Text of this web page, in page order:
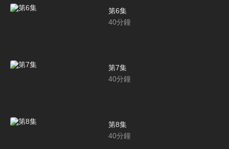
第6集
40分鐘
第7集
40分鐘
第8集
40分鐘